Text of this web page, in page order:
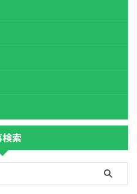
索